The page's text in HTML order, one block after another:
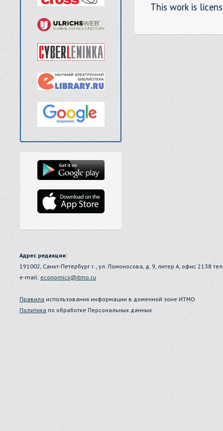
This work is
Адрес редакции:
191002, Санкт-Петербург г., ул. Ломоносова, д. 9, литер А, офис 2138
e-mail:economics@itmo.ru
Правилаиспользования информации в доменной зоне ИТМО
Политикапо обработке Персональных данных